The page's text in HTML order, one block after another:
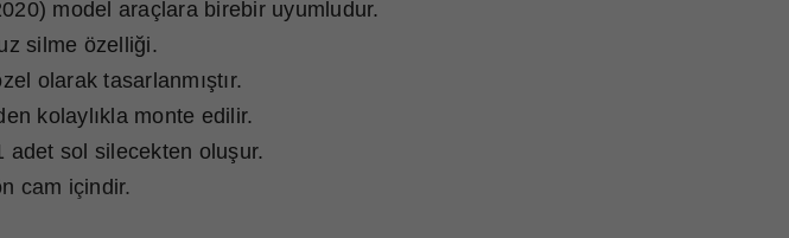
model araçlara birebir uyumludur.
silme özelliği.
olarak tasarlanmıştır.
kolaylıkla monte edilir.
adet sol silecekten oluşur.
cam içindir.